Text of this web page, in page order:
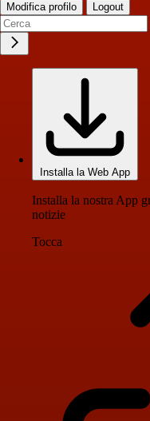
Modifica profilo Logout
Installa la Web App
Installa la nostra App
notizie
Tocca